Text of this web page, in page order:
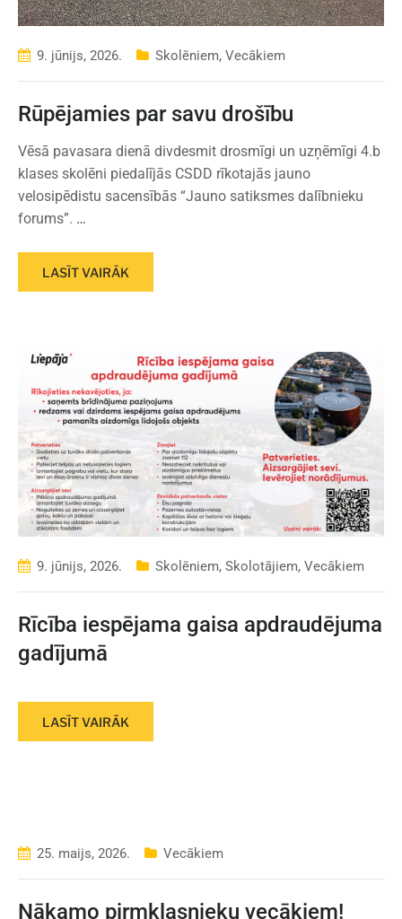
9. jūnijs, 2026. Skolēniem, Vecākiem
Rūpējamies par savu drošību
Vēsā pavasara dienā divdesmit drosmīgi un uzņēmīgi 4.b
klases skolēni piedalījās CSDD rīkotajās jauno
velosipēdistu sacensībās “Jauno satiksmes dalībnieku
forums”. …
LASĪT VAIRĀK
9. jūnijs, 2026. Skolēniem, Skolotājiem, Vecākiem
Rīcība iespējama gaisa apdraudējuma
gadījumā
LASĪT VAIRĀK
25. maijs, 2026. Vecākiem
Nākamo pirmklasnieku vecākiem!